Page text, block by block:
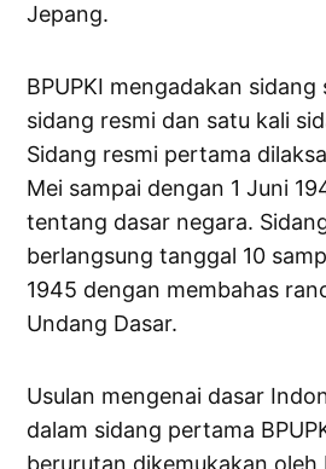
Jepang.
BPUPKI mengadakan
sidang resmi dan satu kali
Sidang resmi pertama
Mei sampai dengan 1 Juni
tentang dasar negara.
berlangsung tanggal 10
1945 dengan membahas
Undang Dasar.
Usulan mengenai dasar
dalam sidang pertama
berurutan dikemukakan oleh